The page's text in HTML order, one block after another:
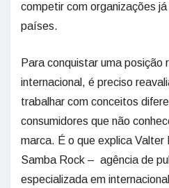
competir com organizações
países.
Para conquistar uma posição
internacional, é preciso
trabalhar com conceitos
consumidores que não
marca. É o que explica Valter
Samba Rock – agência de
especializada em